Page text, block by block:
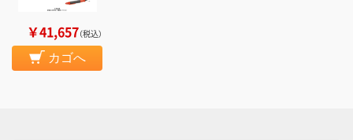
￥41,657（税込）
カゴへ